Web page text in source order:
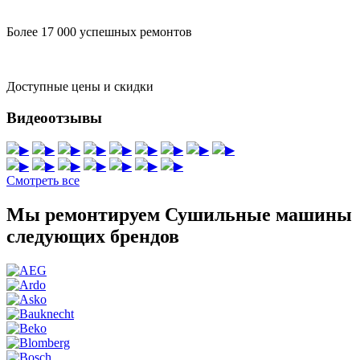
Более 17 000 успешных ремонтов
Доступные цены и скидки
Видеоотзывы
▶ ▶ ▶ ▶ ▶ ▶ ▶ ▶
▶
▶
▶ ▶ ▶ ▶ ▶
▶
Смотреть все
Мы ремонтируем Сушильные машины
следующих брендов